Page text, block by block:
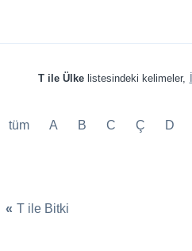
T ile Ülkelistesindeki kelimeler,
tüm A B C Ç D
« T ile Bitki